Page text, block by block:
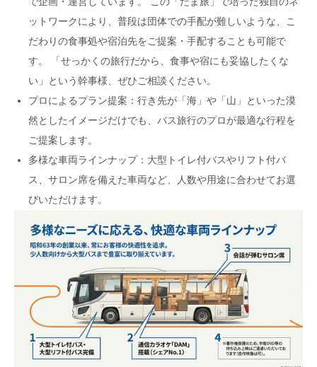
ットワークにより、普段は団体での手配が難しいような、こ
だわりの食事処や宿泊先をご提案・手配することも可能で
す。 「せっかくの旅行だから、食事や宿にも妥協したくな
い」という幹事様、ぜひご相談ください。
プロによるプラン提案：行き先が「海」や「山」といった漠
然としたイメージだけでも、バス旅行のプロが最適な行程を
ご提案します。
多様な車両ラインナップ：大型トイレ付バスやリフト付バ
ス、サロン席を備えた車両など、人数や用途に合わせてお選
びいただけます。